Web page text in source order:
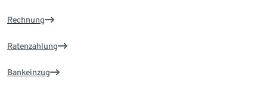
Rechnung
Ratenzahlung
Bankeinzug